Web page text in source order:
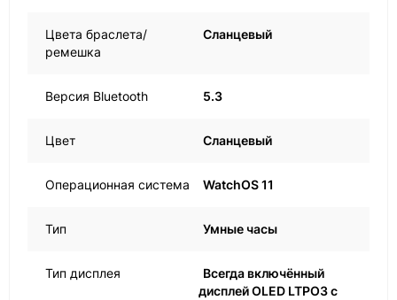
Цвета браслета/
ремешка
Сланцевый
Версия Bluetooth 5.3
Цвет Сланцевый
Операционная система WatchOS 11
Тип Умные часы
Тип дисплея
Всегда включённый
дисплей OLED LTPO3 с